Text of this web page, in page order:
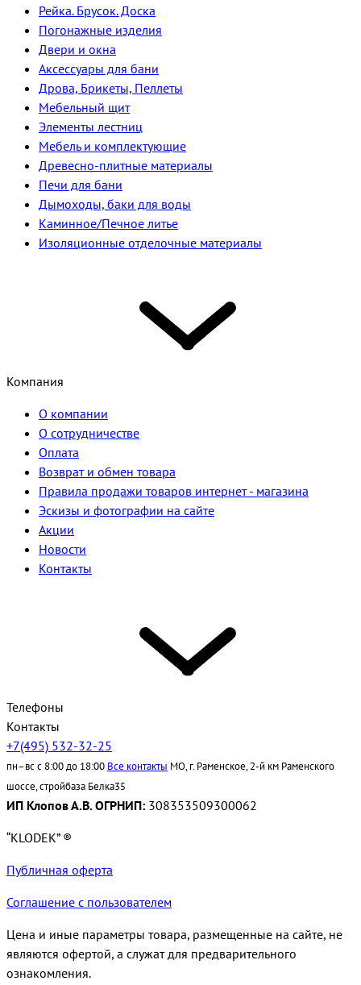
Рейка. Брусок. Доска
Погонажные изделия
Двери и окна
Аксессуары для бани
Дрова, Брикеты, Пеллеты
Мебельный щит
Элементы лестниц
Мебель и комплектующие
Древесно-плитные материалы
Печи для бани
Дымоходы, баки для воды
Каминное/Печное литье
Изоляционные отделочные материалы
Компания
О компании
О сотрудничестве
Оплата
Возврат и обмен товара
Правила продажи товаров интернет - магазина
Эскизы и фотографии на сайте
Акции
Новости
Контакты
Телефоны
Контакты
+7(495) 532-32-25
пн–вс с 8:00 до 18:00 Все контакты МО, г. Раменское, 2-й км Раменского
шоссе, стройбаза Белка35
ИП Клопов А.В. ОГРНИП: 308353509300062
“KLODEK” ®
Публичная оферта
Соглашение с пользователем
Цена и иные параметры товара, размещенные на сайте, не
являются офертой, а служат для предварительного
ознакомления.